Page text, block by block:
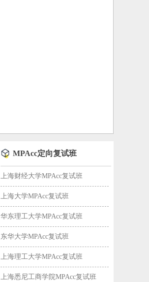
MPAcc定向复试班
上海财经大学MPAcc复试班
上海大学MPAcc复试班
华东理工大学MPAcc复试班
东华大学MPAcc复试班
上海理工大学MPAcc复试班
上海悉尼工商学院MPAcc复试班